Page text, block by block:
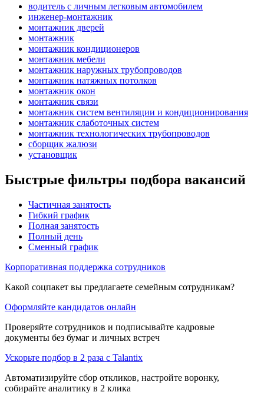
водитель с личным легковым автомобилем
инженер-монтажник
монтажник дверей
монтажник
монтажник кондиционеров
монтажник мебели
монтажник наружных трубопроводов
монтажник натяжных потолков
монтажник окон
монтажник связи
монтажник систем вентиляции и кондиционирования
монтажник слаботочных систем
монтажник технологических трубопроводов
сборщик жалюзи
установщик
Быстрые фильтры подбора вакансий
Частичная занятость
Гибкий график
Полная занятость
Полный день
Сменный график
Корпоративная поддержка сотрудников
Какой соцпакет вы предлагаете семейным сотрудникам?
Оформляйте кандидатов онлайн
Проверяйте сотрудников и подписывайте кадровые
документы без бумаг и личных встреч
Ускорьте подбор в 2 раза с Talantix
Автоматизируйте сбор откликов, настройте воронку,
собирайте аналитику в 2 клика